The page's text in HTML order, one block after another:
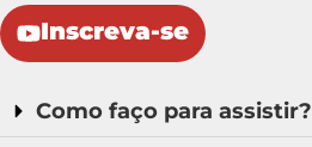
Inscreva-se
Como faço para assistir?